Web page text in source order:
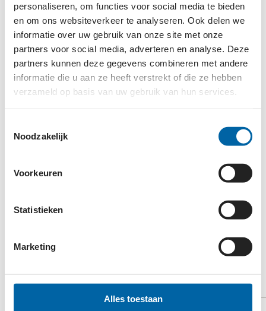
personaliseren, om functies voor social media te bieden
en om ons websiteverkeer te analyseren. Ook delen we
informatie over uw gebruik van onze site met onze
partners voor social media, adverteren en analyse. Deze
partners kunnen deze gegevens combineren met andere
informatie die u aan ze heeft verstrekt of die ze hebben
verzameld op basis van uw gebruik van hun services.
Noodzakelijk
Voorkeuren
Statistieken
Marketing
Alles toestaan
Via vrienden kwam ik in contact met het
Revalidatiefonds en raakte enthousiast over de
organisatie en de actuele uitdagingen. Het fonds
moet steeds meer inhou­delijk en vaker
communiceren met donateurs en betrokkenen om
ze blijvend te kunnen binden. Hierbij zijn
te kunnen geven aan dit proces. Het geeft me veel
een wereld waarin mensen met een handicap
HANDICAPNL